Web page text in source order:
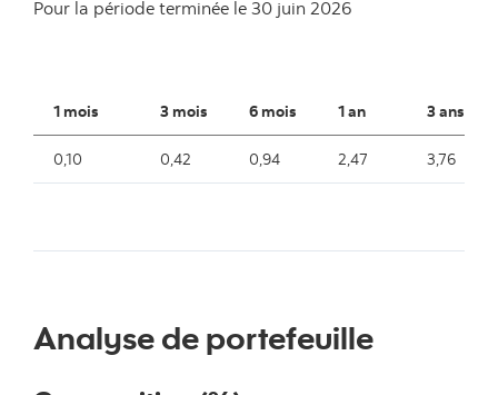
Pour la période terminée le 30 juin 2026
1 mois 3 mois 6 mois 1 an 3 ans
0,10 0,42 0,94 2,47 3,76
Analyse de portefeuille